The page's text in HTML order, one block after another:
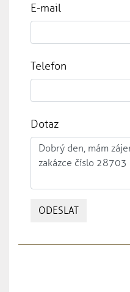
E-mail
Telefon
Dotaz
ODESLAT